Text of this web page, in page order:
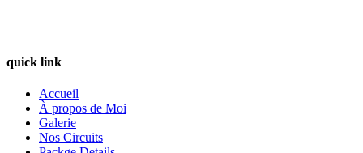
quick link
Accueil
À propos de Moi
Galerie
Nos Circuits